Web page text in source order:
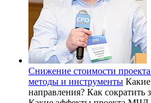
Снижение стоимости
методы и инструменты
направления? Как